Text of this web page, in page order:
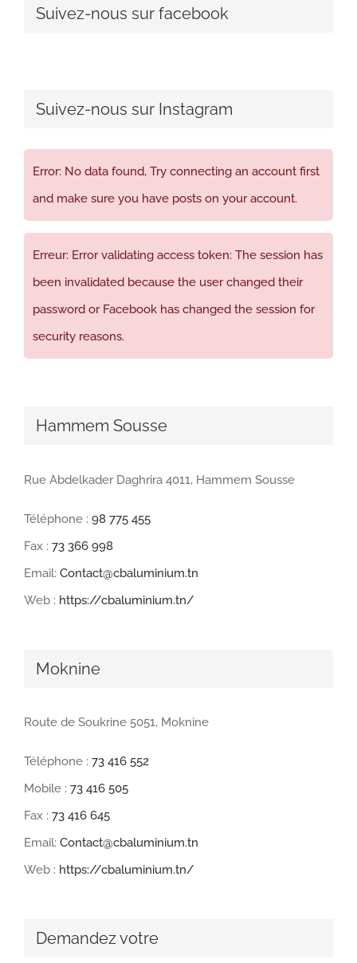
Suivez-nous sur facebook
Suivez-nous sur Instagram
Error: No data found, Try connecting an account first
and make sure you have posts on your account.
Erreur: Error validating access token: The session has
been invalidated because the user changed their
password or Facebook has changed the session for
security reasons.
Hammem Sousse
Rue Abdelkader Daghrira 4011, Hammem Sousse
Téléphone : 98 775 455
Fax : 73 366 998
Email: Contact@cbaluminium.tn
Web : https://cbaluminium.tn/
Moknine
Route de Soukrine 5051, Moknine
Téléphone : 73 416 552
Mobile : 73 416 505
Fax : 73 416 645
Email: Contact@cbaluminium.tn
Web : https://cbaluminium.tn/
Demandez votre